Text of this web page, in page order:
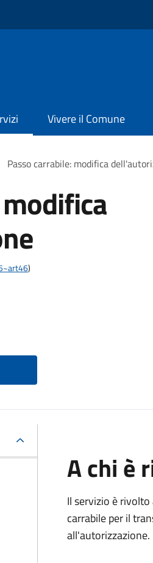
Vivere il Comune
Passo carrabile: modifica
)
A chi è
Il servizio è
carrabile per il
all'autorizzazione.